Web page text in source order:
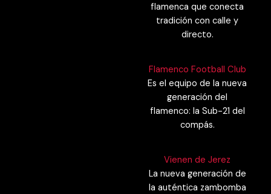
flamenca que conecta
tradición con calle y
directo.
Flamenco Football Club
Es el equipo de la nueva
generación del
flamenco: la Sub-21 del
compás.
Vienen de Jerez
La nueva generación de
la auténtica zambomba